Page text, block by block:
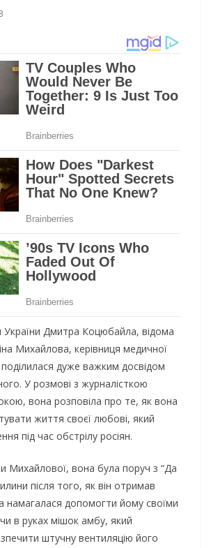
Дмитра Коцюбайла, відома
Михайлова, керівниця медичної
дуже важким досвідом
У розмові з журналісткою
вона розповіла про те, як вона
життя своєї любові, який
під час обстрілу росіян.
Михайлової, вона була поруч з “Да
після того, як він отримав
намагалася допомогти йому своїми
в руках мішок амбу, який
штучну вентиляцію його